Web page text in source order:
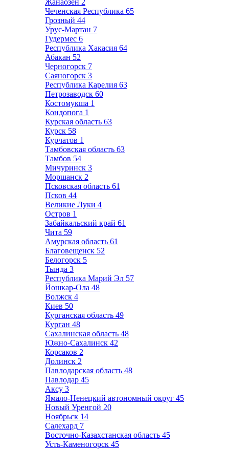
Жанаозен 2
Чеченская Республика 65
Грозный 44
Урус-Мартан 7
Гудермес 6
Республика Хакасия 64
Абакан 52
Черногорск 7
Саяногорск 3
Республика Карелия 63
Петрозаводск 60
Костомукша 1
Кондопога 1
Курская область 63
Курск 58
Курчатов 1
Тамбовская область 63
Тамбов 54
Мичуринск 3
Моршанск 2
Псковская область 61
Псков 44
Великие Луки 4
Остров 1
Забайкальский край 61
Чита 59
Амурская область 61
Благовещенск 52
Белогорск 5
Тында 3
Республика Марий Эл 57
Йошкар-Ола 48
Волжск 4
Киев 50
Курганская область 49
Курган 48
Сахалинская область 48
Южно-Сахалинск 42
Корсаков 2
Долинск 2
Павлодарская область 48
Павлодар 45
Аксу 3
Ямало-Ненецкий автономный округ 45
Новый Уренгой 20
Ноябрьск 14
Салехард 7
Восточно-Казахстанская область 45
Усть-Каменогорск 45